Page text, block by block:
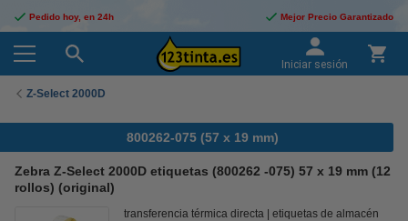
Pedido hoy, en 24h Mejor Precio Garantizado
Iniciar sesión
Z-Select 2000D
800262-075 (57 x 19 mm)
Zebra Z-Select 2000D etiquetas (800262 -075) 57 x 19 mm (12
rollos) (original)
transferencia térmica directa
etiquetas de almacén